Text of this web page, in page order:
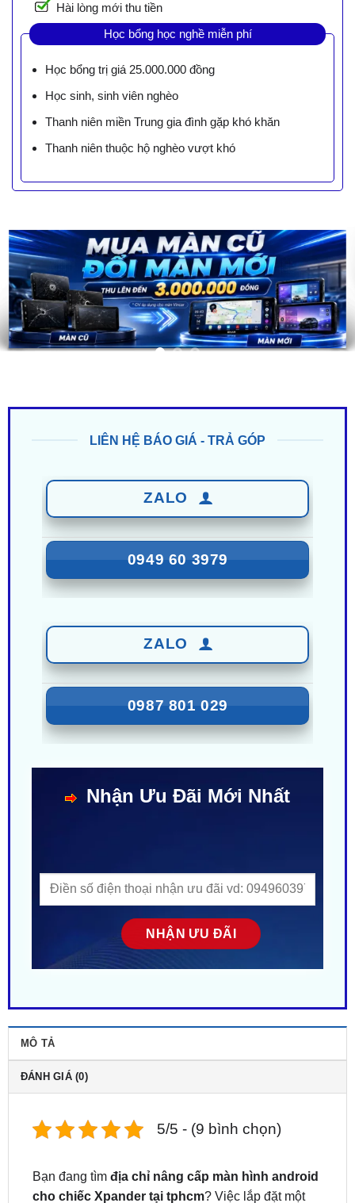
Hài lòng mới thu tiền
Học bổng học nghề miễn phí
Học bổng trị giá 25.000.000 đồng
Học sinh, sinh viên nghèo
Thanh niên miền Trung gia đình gặp khó khăn
Thanh niên thuộc hộ nghèo vượt khó
0949 60 3979
0987 801 029
ĐÁNH GIÁ (0)
Bạn đang tìmđịa chỉ nâng cấp màn hình android
màn hình Android chính là giải pháp tuyệt vời để
nâng cấp tính năng giải trí cho Xế Yêu của mình.